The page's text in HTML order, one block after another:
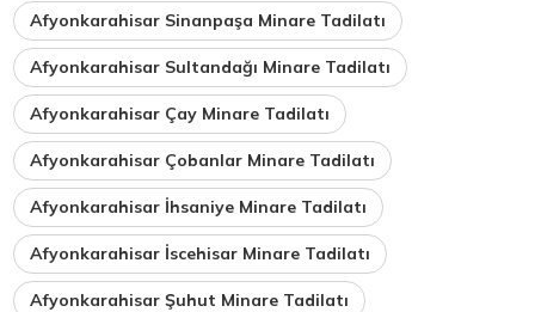
Afyonkarahisar Sinanpaşa Minare Tadilatı
Afyonkarahisar Sultandağı Minare Tadilatı
Afyonkarahisar Çay Minare Tadilatı
Afyonkarahisar Çobanlar Minare Tadilatı
Afyonkarahisar İhsaniye Minare Tadilatı
Afyonkarahisar İscehisar Minare Tadilatı
Afyonkarahisar Şuhut Minare Tadilatı